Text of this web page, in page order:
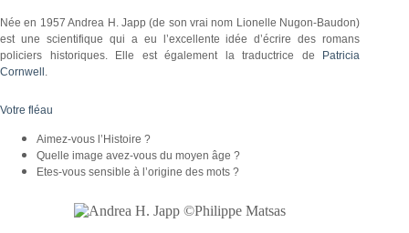
Née en 1957 Andrea H. Japp (de son vrai nom Lionelle Nugon-Baudon)
est une scientifique qui a eu l’excellente idée d’écrire des romans
policiers historiques. Elle est également la traductrice de Patricia
Cornwell
Votre fléau
Aimez-vous l’Histoire ?
Quelle image avez-vous du moyen âge ?
Etes-vous sensible à l’origine des mots ?